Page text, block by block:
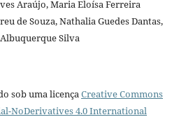
Araújo, Maria Eloísa Ferreira
de Souza, Nathalia Guedes Dantas,
Silva
sob uma licençaCreative Commons
NoDerivatives 4.0 International